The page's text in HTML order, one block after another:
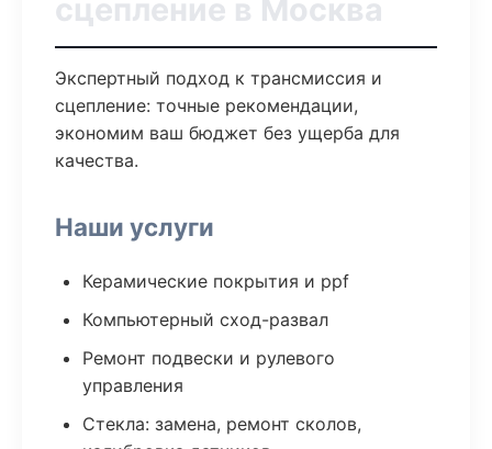
сцепление в Москва
Экспертный подход к трансмиссия и
сцепление: точные рекомендации,
экономим ваш бюджет без ущерба для
качества.
Наши услуги
Керамические покрытия и ppf
Компьютерный сход-развал
Ремонт подвески и рулевого
управления
Стекла: замена, ремонт сколов,